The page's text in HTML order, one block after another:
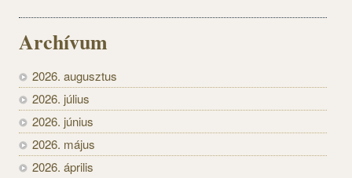
Archívum
2026. augusztus
2026. július
2026. június
2026. május
2026. április